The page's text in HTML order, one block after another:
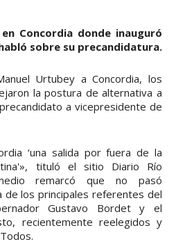
Concordia donde inauguró
sobre su precandidatura.
Urtubey a Concordia, los
la postura de alternativa a
a vicepresidente de
‘una salida por fuera de la
tituló el sitio Diario Río
remarcó que no pasó
de los principales referentes del
Gustavo Bordet y el
recientemente reelegidos y